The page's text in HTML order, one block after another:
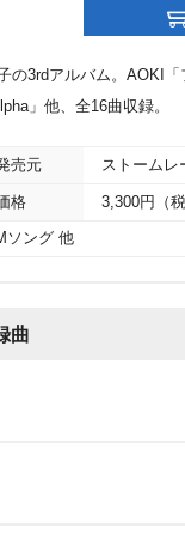
の3rdアルバム。AOKI
」他、全16曲収録。
売元 ストームレ
格 3,300円（税
ソング 他
曲